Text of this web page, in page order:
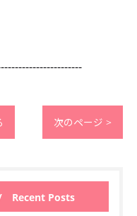
次のページ >
Recent Posts